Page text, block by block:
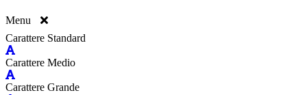
Menu
Carattere Standard
Carattere Medio
Carattere Grande